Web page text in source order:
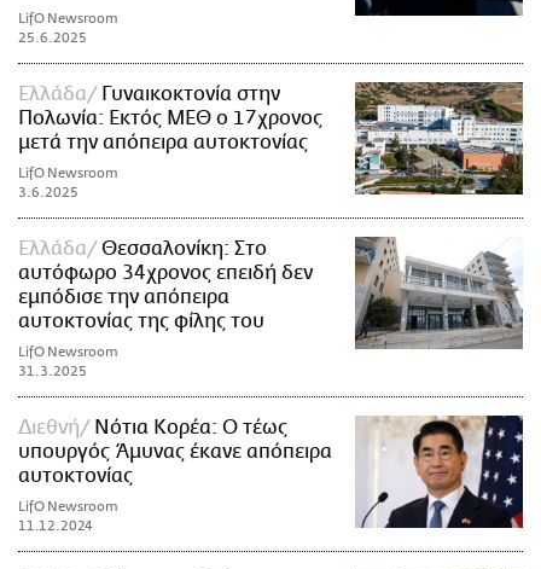
LifO Newsroom
25.6.2025
Ελλάδα
Γυναικοκτονία στην
Πολωνία: Εκτός ΜΕΘ ο 17χρονος
μετά την απόπειρα αυτοκτονίας
LifO Newsroom
3.6.2025
Ελλάδα
Θεσσαλονίκη: Στο
αυτόφωρο 34χρονος επειδή δεν
εμπόδισε την απόπειρα
αυτοκτονίας της φίλης του
LifO Newsroom
31.3.2025
Διεθνή
Νότια Κορέα: Ο τέως
υπουργός Άμυνας έκανε απόπειρα
αυτοκτονίας
LifO Newsroom
11.12.2024